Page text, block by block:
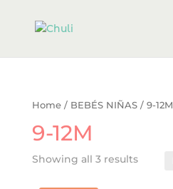
Home/ BEBÉS NIÑAS/ 9-12M
9-12M
Showing all 3 results